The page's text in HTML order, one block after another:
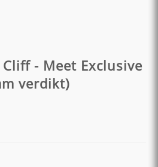
- Meet Exclusive
verdikt)